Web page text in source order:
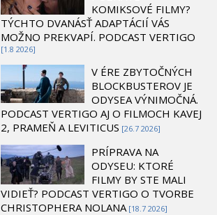
KOMIKSOVÉ FILMY?
TÝCHTO DVANÁSŤ ADAPTÁCIÍ VÁS
MOŽNO PREKVAPÍ. PODCAST VERTIGO
[1.8 2026]
V ÉRE ZBYTOČNÝCH
BLOCKBUSTEROV JE
ODYSEA VÝNIMOČNÁ.
PODCAST VERTIGO AJ O FILMOCH KAVEJ
2, PRAMEŇ A LEVITICUS [26.7 2026]
PRÍPRAVA NA
ODYSEU: KTORÉ
FILMY BY STE MALI
VIDIEŤ? PODCAST VERTIGO O TVORBE
CHRISTOPHERA NOLANA [18.7 2026]